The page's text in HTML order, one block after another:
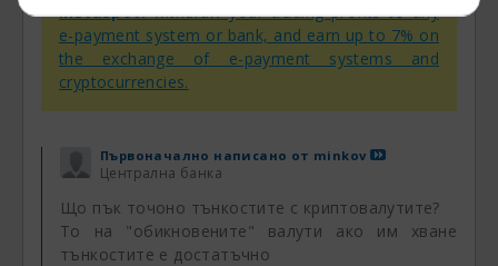
InstaSpot:withdraw your trading profits to any
e-payment system or bank, and earn up to 7% on
the exchange of e-payment systems and
cryptocurrencies.
Първоначално написано от minkov
Централна банка
Що пък точоно тънкостите с криптовалутите?
То на "обикновените" валути ако им хване
тънкостите е достатъчно